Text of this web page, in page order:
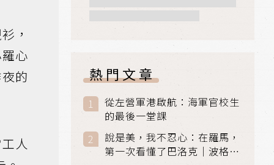
，
心
的
人
熱門文章
從左營軍港啟航：海軍官校生
的最後一堂課
說是美，我不忍心：在羅馬，
第一次看懂了巴洛克｜波格賽